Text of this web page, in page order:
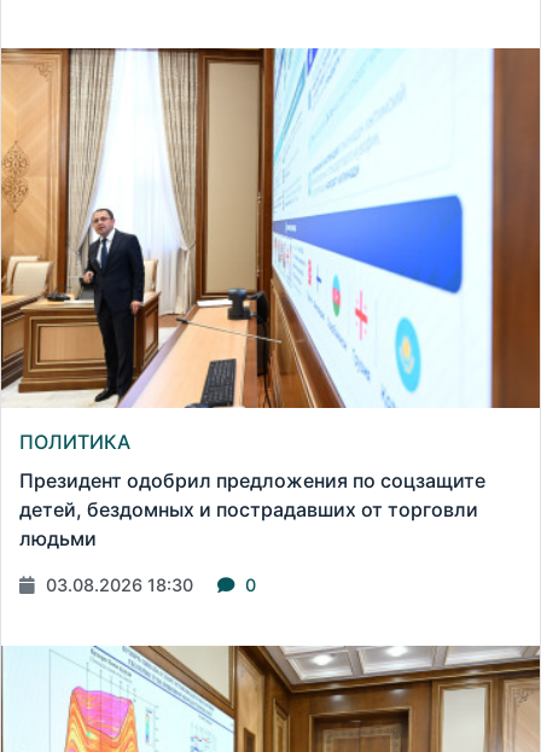
ПОЛИТИКА
Президент одобрил предложения по соцзащите
детей, бездомных и пострадавших от торговли
людьми
03.08.2026 18:30 0